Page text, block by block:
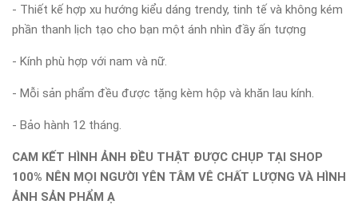
- Thiết kế hợp xu hướng kiểu dáng trendy, tinh tế và không kém
phần thanh lịch tạo cho bạn một ánh nhìn đầy ấn tượng
- Kính phù hợp với nam và nữ.
- Mỗi sản phẩm đều được tặng kèm hộp và khăn lau kính.
- Bảo hành 12 tháng.
CAM KẾT HÌNH ẢNH ĐỀU THẬT ĐƯỢC CHỤP TẠI SHOP
100% NÊN MỌI NGƯỜI YÊN TÂM VÊ CHẤT LƯỢNG VÀ HÌNH
ẢNH SẢN PHẨM Ạ